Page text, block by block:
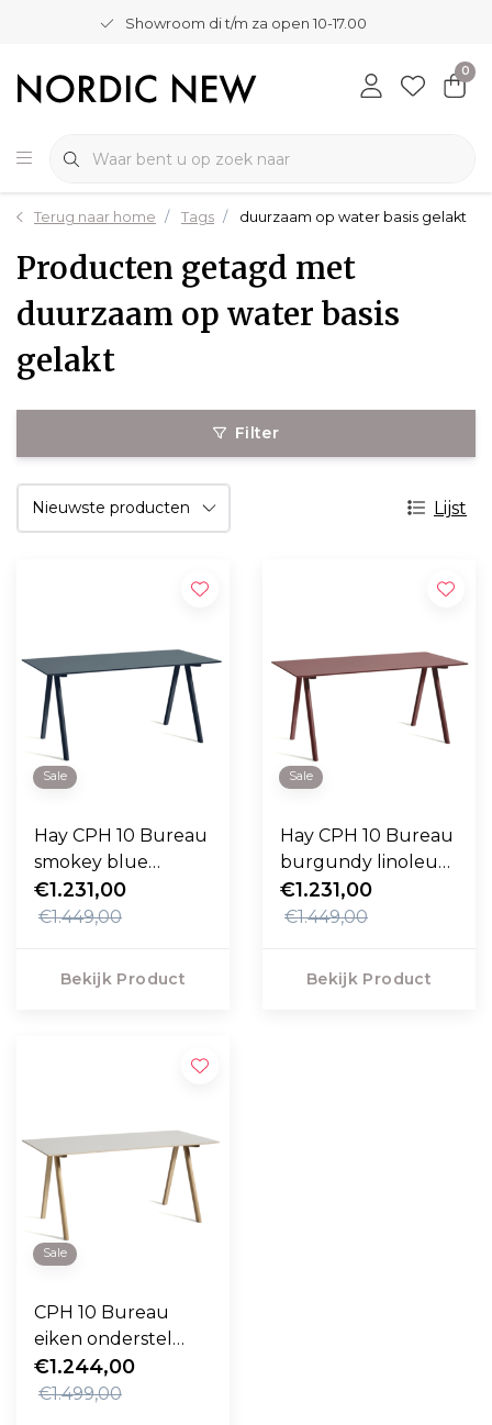
Showroom di t/m za open 10-17.00
0
Terug naar home Tags duurzaam op water basis gelakt
Producten getagd met
duurzaam op water basis
gelakt
Filter
Lijst
Sale
Hay CPH 10 Bureau
smokey blue
linoleum 160cm
€1.231,00
€1.449,00
Bekijk Product
Sale
Hay CPH 10 Bureau
burgundy linoleum
160cm
€1.231,00
€1.449,00
Bekijk Product
Sale
CPH 10 Bureau
eiken onderstel
160cm
€1.244,00
€1.499,00